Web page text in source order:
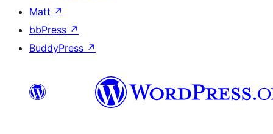
Matt ↗
bbPress ↗
BuddyPress ↗